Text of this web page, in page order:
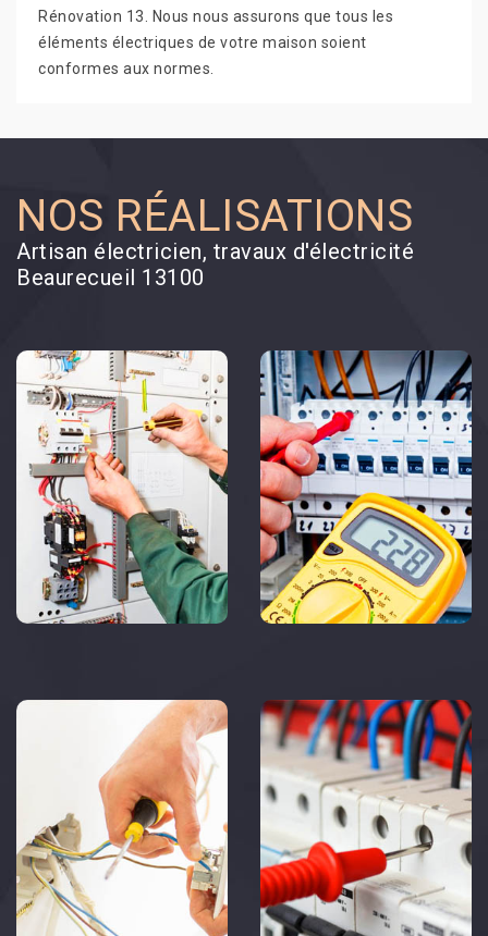
Rénovation 13. Nous nous assurons que tous les
éléments électriques de votre maison soient
conformes aux normes.
NOS RÉALISATIONS
Artisan électricien, travaux d'électricité
Beaurecueil 13100